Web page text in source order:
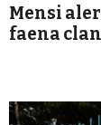
Mensi
faena